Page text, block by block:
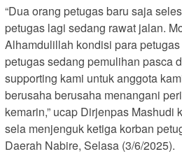
“Dua orang petugas baru saja
petugas lagi sedang rawat jalan.
Alhamdulillah kondisi para
petugas sedang pemulihan pasca
supporting kami untuk anggota
berusaha berusaha menangani
kemarin,” ucap Dirjenpas Mashudi
sela menjenguk ketiga korban
Daerah Nabire, Selasa (3/6/2025).